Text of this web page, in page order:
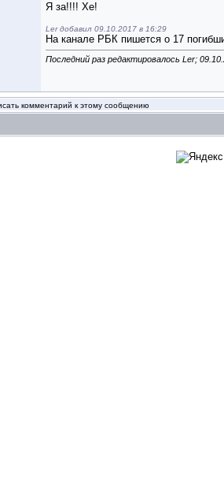
Я за!!!! Хе!
Ler добавил 09.10.2017 в 16:29
На канале РБК пишется о 17
Последний раз редактировалось Ler;
комментарий к этому сообщению